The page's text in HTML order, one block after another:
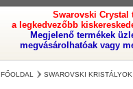
Swarovski Crystal
a legkedvezőbb
Megjelenő termékek
megvásárolhatóak vagy
FŐOLDAL SWAROVSKI